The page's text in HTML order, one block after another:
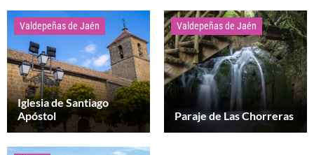
Valdepeñas de Jaén
Iglesia de Santiago
Apóstol
Valdepeñas de Jaén
Paraje de Las Chorreras